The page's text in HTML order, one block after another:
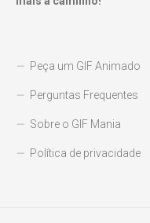
Peça um GIF Animado
Perguntas Frequentes
Sobre o GIF Mania
Política de privacidade